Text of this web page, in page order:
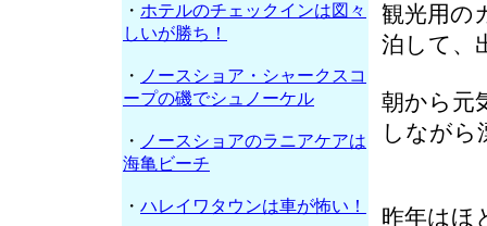
観光用の
泊して、
朝から元
しながら
昨年はほ
・ ホテルのチェックインは図々
しいが勝ち！
・ ノースショア・シャークスコ
ープの磯でシュノーケル
・ ノースショアのラニアケアは
海亀ビーチ
・ ハレイワタウンは車が怖い！